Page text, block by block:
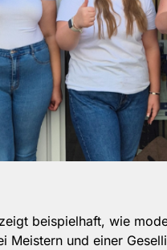
beispielhaft, wie
und einer